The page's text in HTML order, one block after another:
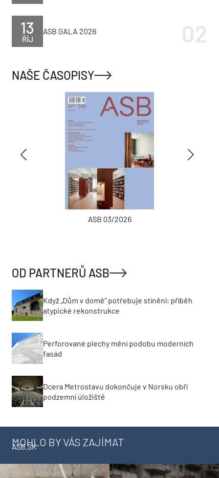
ŘÍJ
13 ASB GALA 2026
NAŠE ČASOPISY
ASB 03/2026
OD PARTNERŮ ASB
Když „Dům v domě“ potřebuje stínění: příběh
atypické rekonstrukce
Perforované plechy mění podobu moderních
fasád
Dcera Metrostavu dokončuje v Norsku obří
podzemní úložiště
MOHLO BY VÁS ZAJÍMAT
ASB.SK